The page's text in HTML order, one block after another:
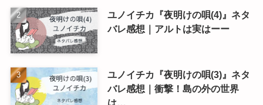
ユノイチカ『夜明けの唄(4)』ネタ
バレ感想｜アルトは実はーー
ユノイチカ『夜明けの唄(3)』ネタ
バレ感想｜衝撃！島の外の世界
は…